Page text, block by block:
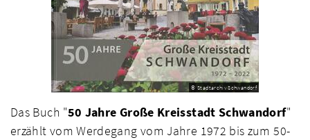
© Stadtarchiv Schwandorf
Das Buch "50 Jahre Große Kreisstadt Schwandorf"
erzählt vom Werdegang vom Jahre 1972 bis zum 50-